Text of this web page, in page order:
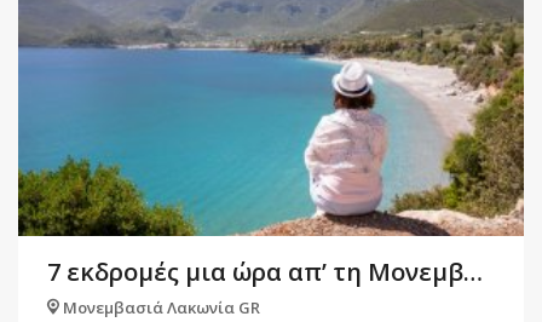
7 εκδρομές μια ώρα απ’ τη Μονεμβασιά
Μονεμβασιά Λακωνία GR